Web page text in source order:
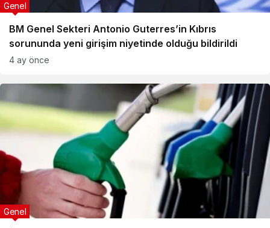
BM Genel Sekteri Antonio Guterres’in Kıbrıs
sorununda yeni girişim niyetinde olduğu bildirildi
Genel
4 ay önce
Genel